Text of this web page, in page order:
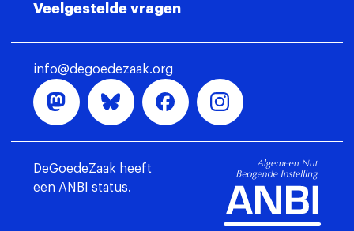
Veelgestelde vragen
info@degoedezaak.org
DeGoedeZaak heeft
een ANBI status.